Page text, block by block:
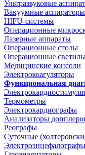
Ультразвуковые
Вакуумные аспираторы
HIFU-системы
Операционные
Лазерные аппараты
Операционные столы
Операционные
Медицинские консоли
Электрокоагуляторы
Функциональная
Термометры
Электрокардиографы
Анализаторы
Реографы
Суточные
Электроэнцефалографы